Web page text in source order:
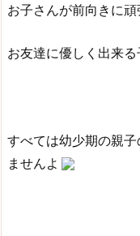
お子さんが前向きに
お友達に優しく出来る
すべては幼少期の親
ませんよ